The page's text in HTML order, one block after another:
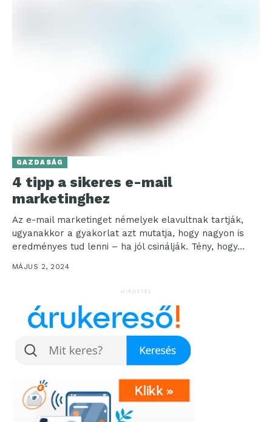
GAZDASÁG
4 tipp a sikeres e-mail
marketinghez
Az e-mail marketinget némelyek elavultnak tartják,
ugyanakkor a gyakorlat azt mutatja, hogy nagyon is
eredményes tud lenni – ha jól csinálják. Tény, hogy...
MÁJUS 2, 2024
HIRDETÉS